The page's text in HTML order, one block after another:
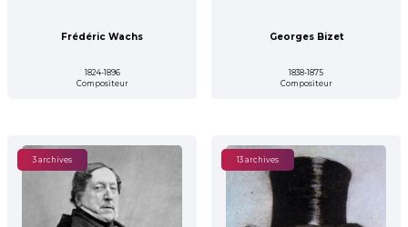
Frédéric Wachs
1824-1896
Compositeur
Georges Bizet
1838-1875
Compositeur
3 archives 13 archives